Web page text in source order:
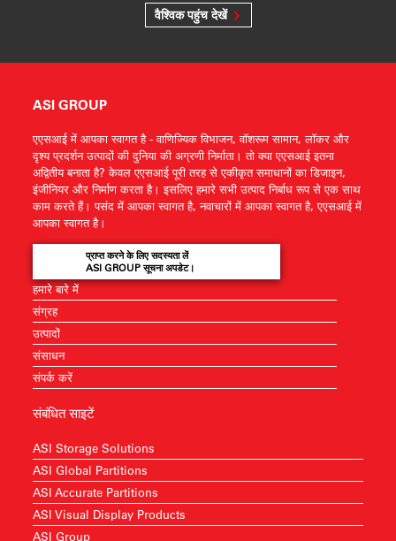
वैश्विक पहुंच देखें
ASI GROUP
एएसआई में आपका स्वागत है - वाणिज्यिक विभाजन, वॉशरूम सामान, लॉकर और
दृश्य प्रदर्शन उत्पादों की दुनिया की अग्रणी निर्माता। तो क्या एएसआई इतना
अद्वितीय बनाता है? केवल एएसआई पूरी तरह से एकीकृत समाधानों का डिजाइन,
इंजीनियर और निर्माण करता है। इसलिए हमारे सभी उत्पाद निर्बाध रूप से एक साथ
काम करते हैं। पसंद में आपका स्वागत है, नवाचारों में आपका स्वागत है, एएसआई में
आपका स्वागत है।
प्राप्त करने के लिए सदस्यता लें
ASI GROUP सूचना अपडेट।
हमारे बारे में
संग्रह
उत्पादों
संसाधन
संपर्क करें
संबंधित साइटें
ASI Storage Solutions
ASI Global Partitions
ASI Accurate Partitions
ASI Visual Display Products
ASI Group